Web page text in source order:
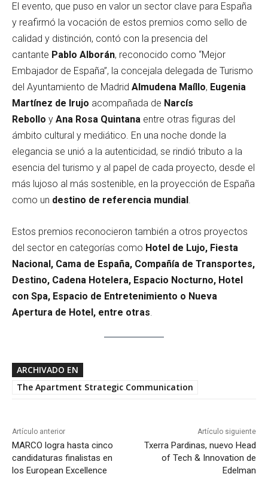
El evento, que puso en valor un sector clave para España
y reafirmó la vocación de estos premios como sello de
calidad y distinción, contó con la presencia del
cantante Pablo Alborán, reconocido como “Mejor
Embajador de España”, la concejala delegada de Turismo
del Ayuntamiento de Madrid Almudena Maíllo, Eugenia
Martínez de Irujo acompañada de Narcís
Rebollo y Ana Rosa Quintana entre otras figuras del
ámbito cultural y mediático. En una noche donde la
elegancia se unió a la autenticidad, se rindió tributo a la
esencia del turismo y al papel de cada proyecto, desde el
más lujoso al más sostenible, en la proyección de España
como un destino de referencia mundial .
Estos premios reconocieron también a otros proyectos
del sector en categorías como Hotel de Lujo, Fiesta
Nacional, Cama de España, Compañía de Transportes,
Destino, Cadena Hotelera, Espacio Nocturno, Hotel
con Spa, Espacio de Entretenimiento o Nueva
Apertura de Hotel, entre otras.
ARCHIVADO EN
The Apartment Strategic Communication
Artículo anterior
MARCO logra hasta cinco
candidaturas finalistas en
los European Excellence
Artículo siguiente
Txerra Pardinas, nuevo Head
of Tech & Innovation de
Edelman